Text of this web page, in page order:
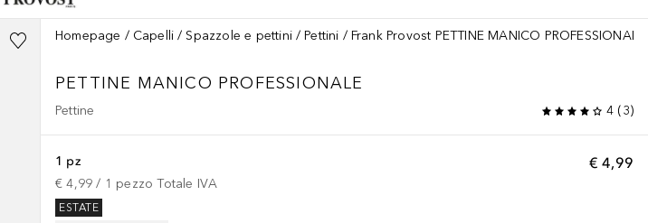
Homepage Capelli Spazzole e pettini Pettini Frank Provost PETTINE MANICO PROFESSIONALE
PETTINE MANICO PROFESSIONALE
Pettine 4 (3)
€ 4,99
1 pz
€ 4,99 / 1 pezzo Totale IVA
ESTATE